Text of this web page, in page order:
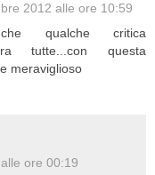
2012 alle ore 10:59
qualche critica
tutte...con questa
meraviglioso
ore 00:19